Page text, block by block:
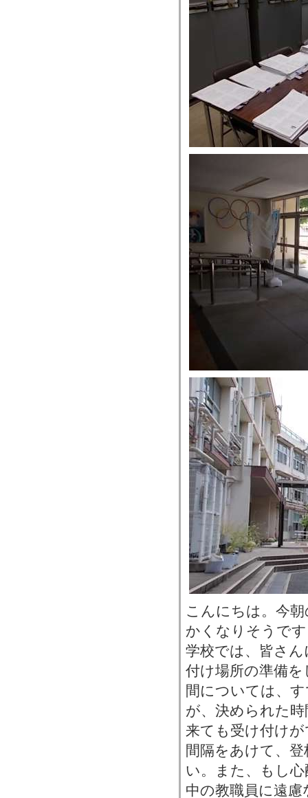
こんにちは。今
かくなりそうで
学校では、皆さ
付け場所の準備
間については、
が、決められた
来ても受け付け
間隔をあけて、
い。また、もし
中の教職員に遠